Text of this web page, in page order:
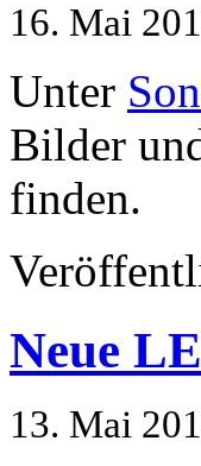
16. Mai
Unter
Bilder
finden.
Neue
13. Mai